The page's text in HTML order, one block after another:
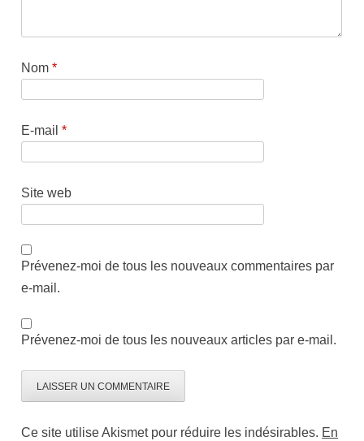
Nom*
E-mail*
Site web
Prévenez-moi de tous les nouveaux commentaires par
e-mail.
Prévenez-moi de tous les nouveaux articles par e-mail.
Ce site utilise Akismet pour réduire les indésirables. En